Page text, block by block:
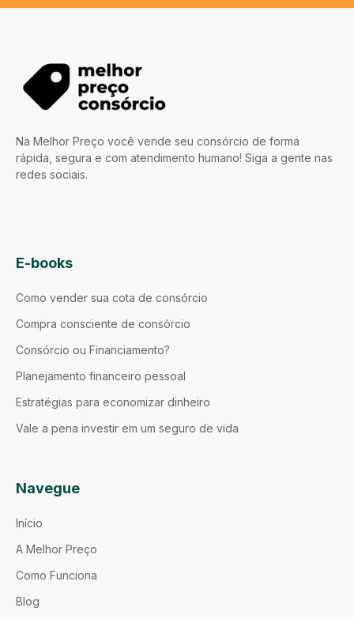
Na Melhor Preço você vende seu consórcio de forma
rápida, segura e com atendimento humano! Siga a gente nas
redes sociais.
E-books
Como vender sua cota de consórcio
Compra consciente de consórcio
Consórcio ou Financiamento?
Planejamento financeiro pessoal
Estratégias para economizar dinheiro
Vale a pena investir em um seguro de vida
Navegue
Início
A Melhor Preço
Como Funciona
Blog